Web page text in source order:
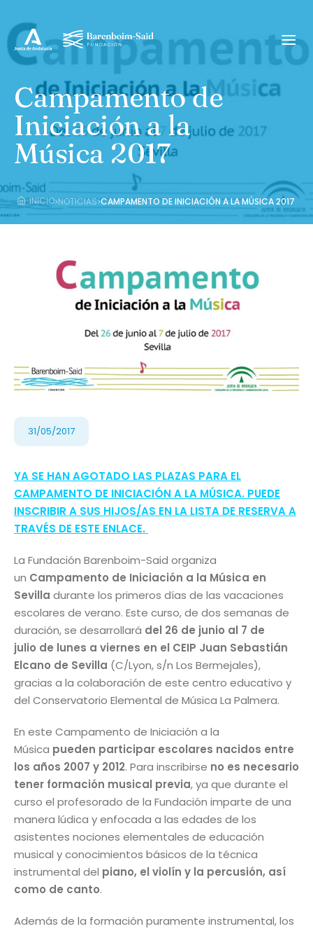
Campamento de
Iniciación a la
Música 2017
INICIO›NOTICIAS›CAMPAMENTO DE INICIACIÓN A LA MÚSICA 2017
31/05/2017
YA SE HAN AGOTADO LAS PLAZAS PARA EL
CAMPAMENTO DE INICIACIÓN A LA MÚSICA. PUEDE
INSCRIBIR A SUS HIJOS/AS EN LA LISTA DE RESERVA A
TRAVÉS DE ESTE ENLACE.
La Fundación Barenboim-Said organiza
un Campamento de Iniciación a la Música en
Sevilla durante los primeros días de las vacaciones
escolares de verano. Este curso, de dos semanas de
duración, se desarrollará del 26 de junio al 7 de
julio de lunes a viernes en el CEIP Juan Sebastián
Elcano de Sevilla (C/Lyon, s/n Los Bermejales),
gracias a la colaboración de este centro educativo y
del Conservatorio Elemental de Música La Palmera.
En este Campamento de Iniciación a la
Música pueden participar escolares nacidos entre
los años 2007 y 2012. Para inscribirse no es necesario
tener formación musical previa, ya que durante el
curso el profesorado de la Fundación imparte de una
manera lúdica y enfocada a las edades de los
asistentes nociones elementales de educación
musical y conocimientos básicos de la técnica
instrumental del piano, el violín y la percusión, así
como de canto.
Además de la formación puramente instrumental, los